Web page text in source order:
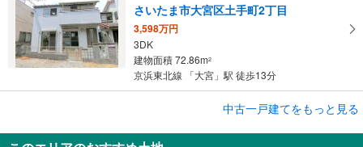
さいたま市大宮区土手町2丁目
3,598万円
3DK
建物面積 72.86m2
京浜東北線 「大宮」駅 徒歩13分
中古一戸建てをもっと見る